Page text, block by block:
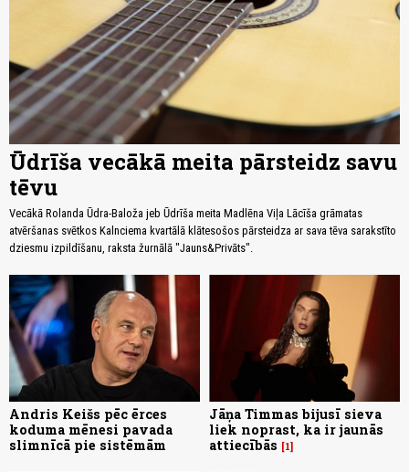
Ūdrīša vecākā meita pārsteidz savu
tēvu
Vecākā Rolanda Ūdra-Baloža jeb Ūdrīša meita Madlēna Viļa Lācīša grāmatas
atvēršanas svētkos Kalnciema kvartālā klātesošos pārsteidza ar sava tēva sarakstīto
dziesmu izpildīšanu, raksta žurnālā "Jauns&Privāts".
Andris Keišs pēc ērces
koduma mēnesi pavada
slimnīcā pie sistēmām
Jāņa Timmas bijusī sieva
liek noprast, ka ir jaunās
attiecībās
1